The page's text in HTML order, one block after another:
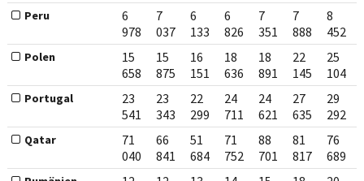
Peru
6
978
7
037
6
133
6
826
7
351
7
888
8
452
Polen
15
658
15
875
16
151
18
636
18
891
22
145
25
104
Portugal
23
541
23
343
22
299
24
711
24
621
27
635
29
292
Qatar
71
040
66
841
51
684
71
752
88
701
81
817
76
689